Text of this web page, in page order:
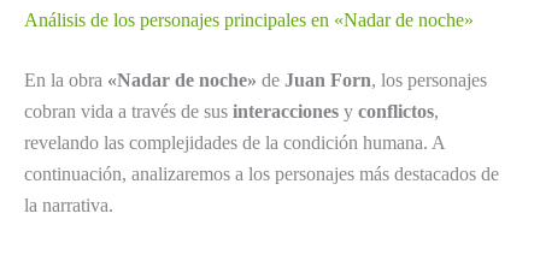
Análisis de los personajes principales en «Nadar de noche»
En la obra «Nadar de noche» de Juan Forn, los personajes
cobran vida a través de sus interacciones y conflictos,
revelando las complejidades de la condición humana. A
continuación, analizaremos a los personajes más destacados de
la narrativa.